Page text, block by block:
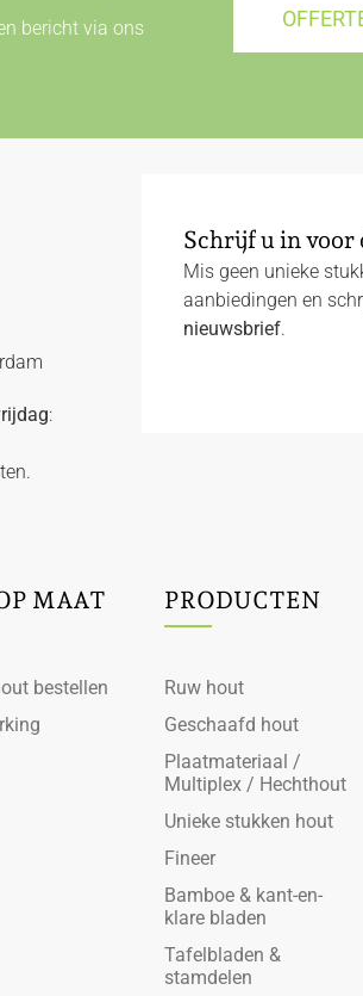
bericht via ons
:
Schrijf u in voor
Mis geen unieke
aanbiedingen en
nieuwsbrief.
MAAT
bestellen
PRODUCTEN
Ruw hout
Geschaafd hout
Plaatmateriaal /
Multiplex / Hechthout
Unieke stukken hout
Fineer
Bamboe & kant-en-
klare bladen
Tafelbladen &
stamdelen